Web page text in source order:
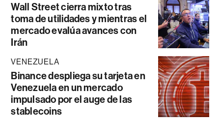
Wall Street cierra mixto tras
toma de utilidades y mientras el
mercado evalúa avances con
Irán
VENEZUELA
Binance despliega su tarjeta en
Venezuela en un mercado
impulsado por el auge de las
stablecoins